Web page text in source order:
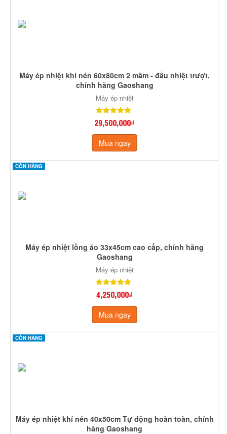
Máy ép nhiệt khí nén 60x80cm 2 mâm - đầu nhiệt trượt,
chính hãng Gaoshang
Máy ép nhiệt
29,500,000₫
Mua ngay
CÒN HÀNG
Máy ép nhiệt lồng áo 33x45cm cao cấp, chính hãng
Gaoshang
Máy ép nhiệt
4,250,000₫
Mua ngay
CÒN HÀNG
Máy ép nhiệt khí nén 40x50cm Tự động hoàn toàn, chính
hãng Gaoshang